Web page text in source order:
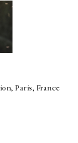
Paris, France